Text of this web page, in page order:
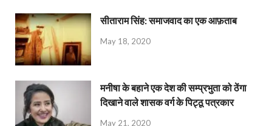
सीताराम सिंह: समाजवाद का एक आफ़ताब
May 18, 2020
मनीषा के बहाने एक देश की सम्प्रभुता को ठेंगा
दिखाने वाले शासक वर्ग के पिट्ठू पत्रकार
May 21, 2020